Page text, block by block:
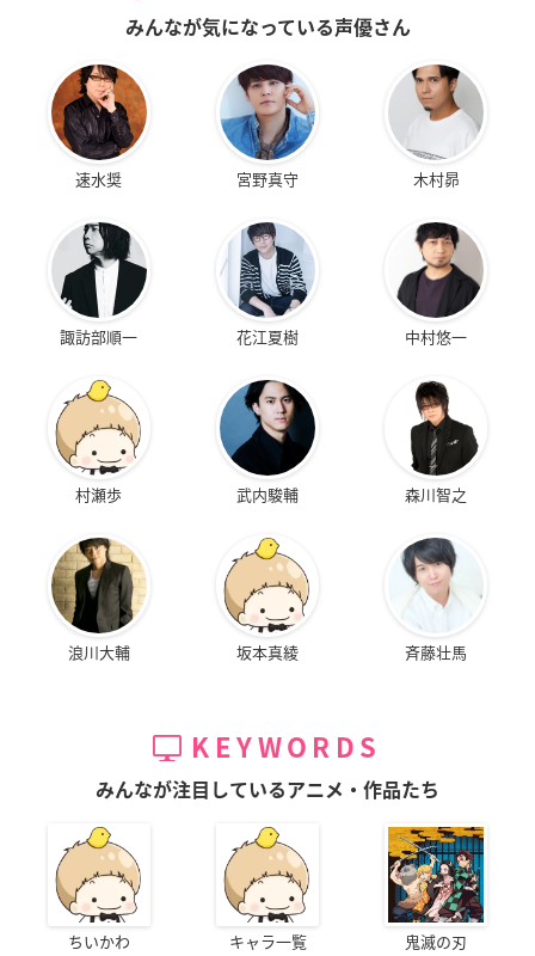
みんなが気になっている声優さん
速水奨 宮野真守 木村昴
諏訪部順一 花江夏樹 中村悠一
村瀬歩 武内駿輔 森川智之
浪川大輔 坂本真綾 斉藤壮馬
KEYWORDS
みんなが注目しているアニメ・作品たち
ちいかわ キャラ一覧 鬼滅の刃